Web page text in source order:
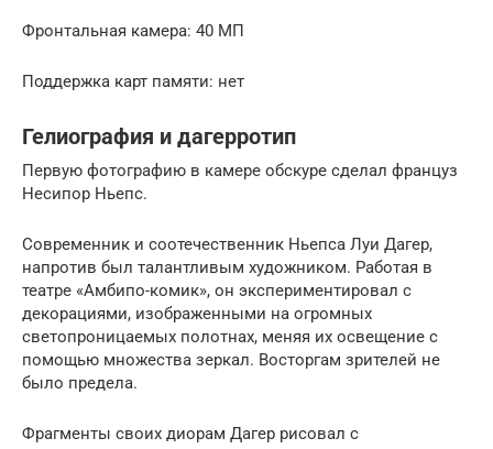
Фронтальная камера: 40 МП
Поддержка карт памяти: нет
Гелиография и дагерротип
Первую фотографию в камере обскуре сделал француз
Несипор Ньепс.
Современник и соотечественник Ньепса Луи Дагер,
напротив был талантливым художником. Работая в
театре «Амбипо-комик», он экспериментировал с
декорациями, изображенными на огромных
светопроницаемых полотнах, меняя их освещение с
помощью множества зеркал. Восторгам зрителей не
было предела.
Фрагменты своих диорам Дагер рисовал с